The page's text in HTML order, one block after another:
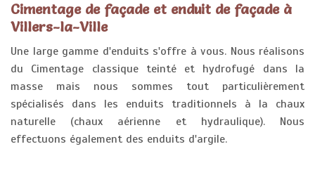
Cimentage de façade et enduit de façade à
Villers-la-Ville
Une large gamme d'enduits s'offre à vous. Nous réalisons
du Cimentage classique teinté et hydrofugé dans la
masse mais nous sommes tout particulièrement
spécialisés dans les enduits traditionnels à la chaux
naturelle (chaux aérienne et hydraulique). Nous
effectuons également des enduits d'argile.